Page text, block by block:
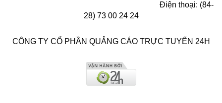
Điện thoại: (84-
28) 73 00 24 24
CÔNG TY CỔ PHẦN QUẢNG CÁO TRỰC TUYẾN 24H